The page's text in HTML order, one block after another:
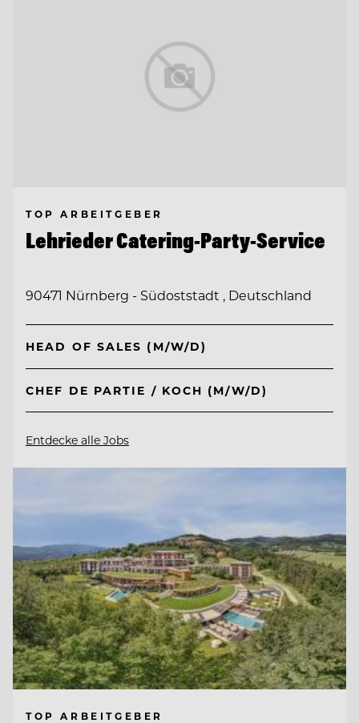
TOP ARBEITGEBER
Lehrieder Catering-Party-Service
90471 Nürnberg - Südoststadt , Deutschland
HEAD OF SALES (M/W/D)
CHEF DE PARTIE / KOCH (M/W/D)
Entdecke alle Jobs
TOP ARBEITGEBER